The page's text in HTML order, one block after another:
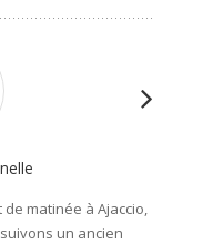
matinée à Ajaccio,
un ancien